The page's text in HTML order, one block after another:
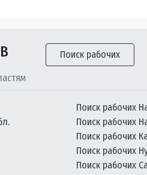
Поиск рабочих
Поиск рабочих
Поиск рабочих
Поиск рабочих
Поиск рабочих
Поиск рабочих